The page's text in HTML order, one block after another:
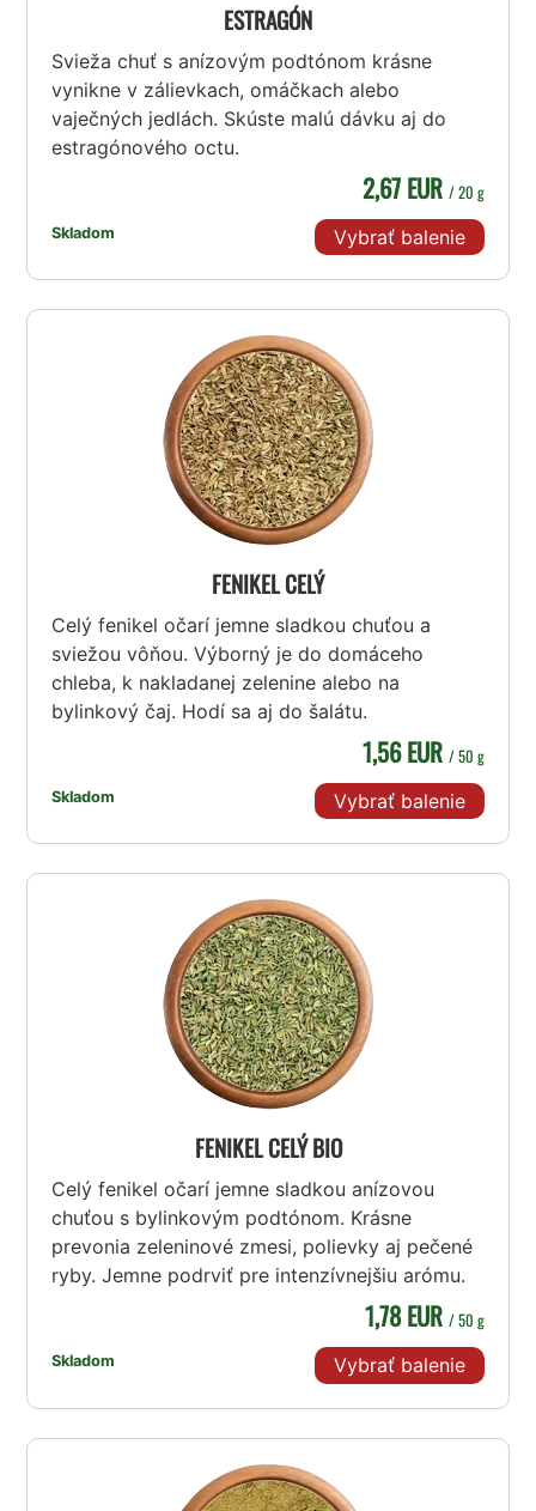
ESTRAGÓN
Svieža chuť s anízovým podtónom krásne
vynikne v zálievkach, omáčkach alebo
vaječných jedlách. Skúste malú dávku aj do
estragónového octu.
Skladom
2,67 EUR / 20 g
Vybrať balenie
FENIKEL CELÝ
Celý fenikel očarí jemne sladkou chuťou a
sviežou vôňou. Výborný je do domáceho
chleba, k nakladanej zelenine alebo na
bylinkový čaj. Hodí sa aj do šalátu.
Skladom
1,56 EUR / 50 g
Vybrať balenie
FENIKEL CELÝ BIO
Celý fenikel očarí jemne sladkou anízovou
chuťou s bylinkovým podtónom. Krásne
prevonia zeleninové zmesi, polievky aj pečené
ryby. Jemne podrviť pre intenzívnejšiu arómu.
Skladom
1,78 EUR / 50 g
Vybrať balenie